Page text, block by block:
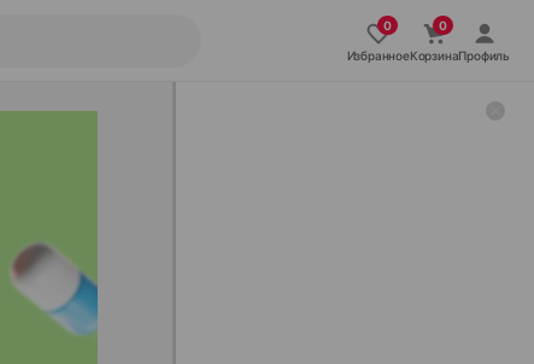
ИзбранноеКорзинаПрофиль